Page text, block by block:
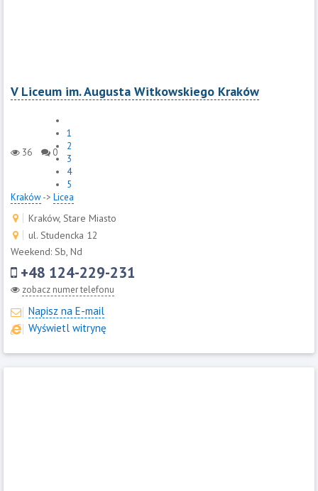
V Liceum im. Augusta Witkowskiego Kraków
36 0
1
2
3
4
5
Kraków-> Licea
Kraków, Stare Miasto
ul. Studencka 12
Weekend: Sb, Nd
+48 124-229-231
zobacz numer telefonu
Napisz na E-mail
Wyświetl witrynę